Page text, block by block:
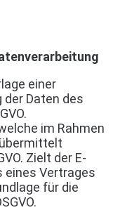
einer
der Daten des
im Rahmen
Zielt der E-
eines Vertrages
für die